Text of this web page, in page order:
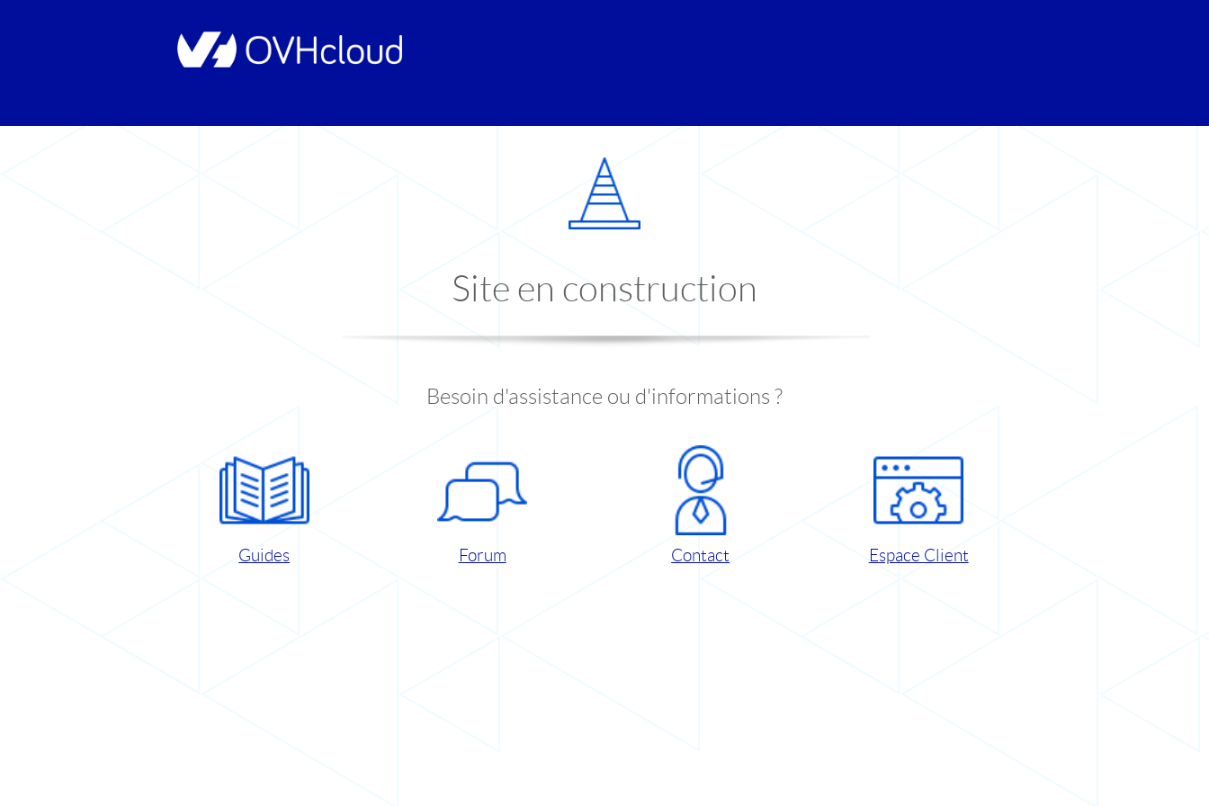
Site en construction
Besoin d'assistance ou d'informations ?
Guides Forum Contact Espace Client